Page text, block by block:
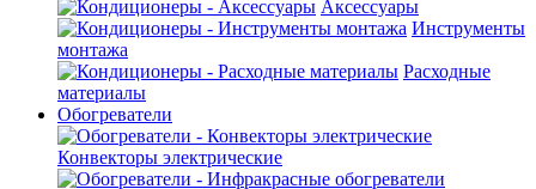
Аксессуары
Инструменты
монтажа
Расходные
материалы
Обогреватели
Конвекторы электрические